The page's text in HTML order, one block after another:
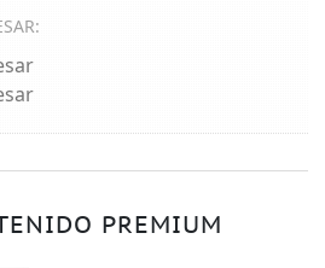
PREMIUM